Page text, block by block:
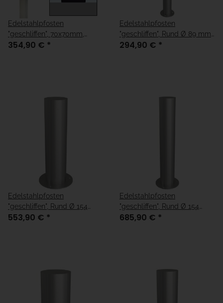
Edelstahlpfosten
"geschliffen", 70x70mm,
Überflur 900mm
354,90 € *
Edelstahlpfosten
"geschliffen", Rund Ø 89 mm,
Überflur 900 mm
294,90 € *
Edelstahlpfosten
"geschliffen", Rund Ø 154
mm, Länge 600 mm
553,90 € *
Edelstahlpfosten
"geschliffen", Rund Ø 154
mm, Länge 900 mm
685,90 € *